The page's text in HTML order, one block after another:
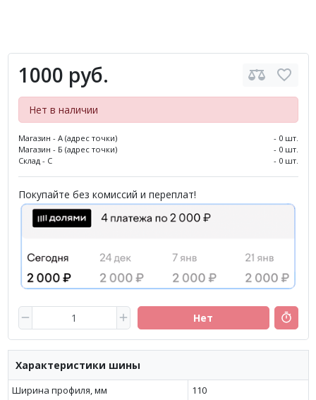
1000 руб.
Нет в наличии
Магазин - А (адрес точки)
- 0 шт.
Магазин - Б (адрес точки)
- 0 шт.
Склад - С
- 0 шт.
Покупайте без комиссий и переплат!
Нет
Характеристики шины
Ширина профиля, мм
110